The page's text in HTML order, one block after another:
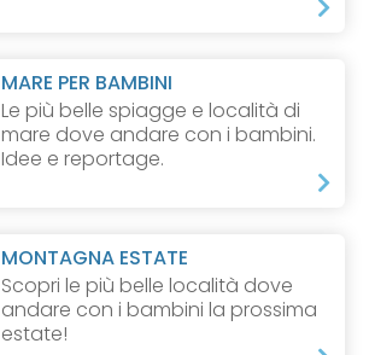
MARE PER BAMBINI
Le più belle spiagge e località di
mare dove andare con i bambini.
Idee e reportage.
MONTAGNA ESTATE
Scopri le più belle località dove
andare con i bambini la prossima
estate!